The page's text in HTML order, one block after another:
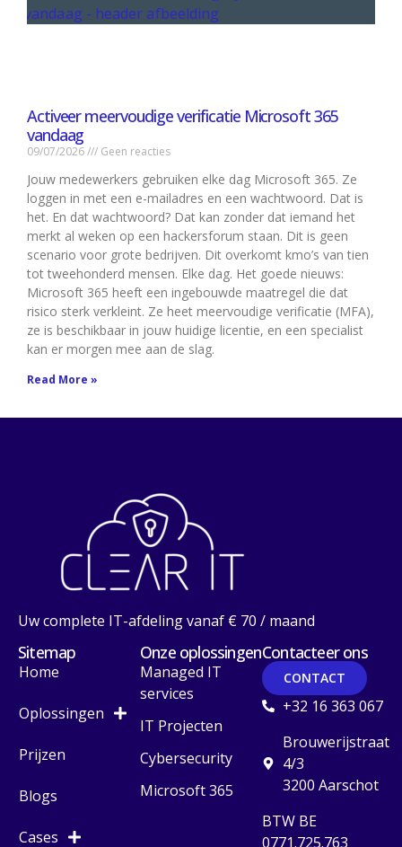
Activeer meervoudige verificatie Microsoft 365
vandaag
09/07/2026 Geen reacties
Jouw medewerkers gebruiken elke dag Microsoft 365. Ze
loggen in met een e-mailadres en een wachtwoord. Dat is
het. En dat wachtwoord? Dat kan zonder dat iemand het
merkt al weken op een hackersforum staan. Dit is geen
scenario voor grote bedrijven. Dit overkomt kmo’s van tien
tot tweehonderd mensen. Elke dag. Het goede nieuws:
Microsoft 365 heeft een ingebouwde maatregel die dat
risico sterk verkleint. Ze heet meervoudige verificatie (MFA),
ze is beschikbaar in jouw huidige licentie, en een specialist
kan er morgen mee aan de slag.
Read More »
Uw complete IT-afdeling vanaf € 70 / maand
Sitemap
Home
Oplossingen
Prijzen
Blogs
Cases
Onze oplossingen
Managed IT
services
IT Projecten
Cybersecurity
Microsoft 365
Contacteer ons
CONTACT
+32 16 363 067
Brouwerijstraat
4/3
3200 Aarschot
BTW BE
0771.725.763